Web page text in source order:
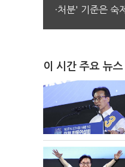
·처분' 기준은 숙제
이 시간 주요 뉴스